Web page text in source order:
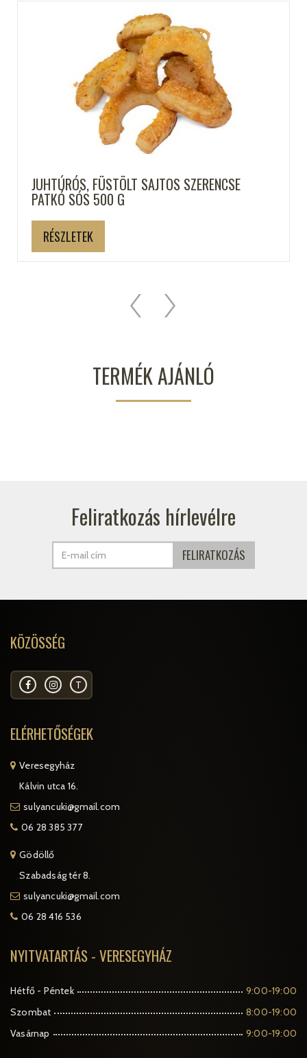
JUHTÚRÓS, FÜSTÖLT SAJTOS SZERENCSE
PATKÓ SÓS 500 G
RÉSZLETEK
TERMÉK AJÁNLÓ
Feliratkozás hírlevélre
KÖZÖSSÉG
T
ELÉRHETŐSÉGEK
Veresegyház
Kálvin utca 16.
sulyancuki@gmail.com
06 28 385 377
Gödöllő
Szabadság tér 8.
sulyancuki@gmail.com
06 28 416 536
NYITVATARTÁS - VERESEGYHÁZ
Hétfő - Péntek
9:00-19:00
Szombat
8:00-19:00
Vasárnap
9:00-19:00